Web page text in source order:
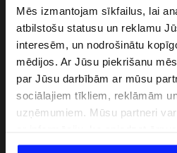
Mēs izmantojam sīkfailus, lai
atbilstošu statusu un reklamu
interesēm, un nodrošinātu
mēdijos. Ar Jūsu piekrišanu
par Jūsu darbībām ar mūsu
sociālajiem tīkliem, reklāmām
uzņēmumiem. Mūsu partneri
datiem, ko viņi iegūst,